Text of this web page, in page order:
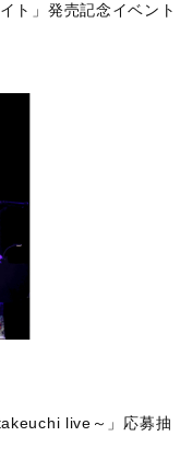
ト」発売記念イベント
live～」応募抽